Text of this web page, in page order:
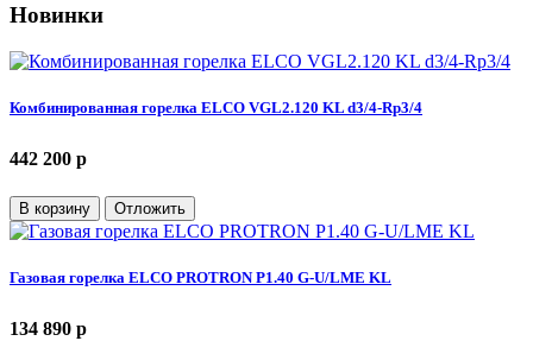
Новинки
Комбинированная горелка ELCO VGL2.120 KL d3/4-Rp3/4
442 200 p
В корзину Отложить
Газовая горелка ELCO PROTRON P1.40 G-U/LME KL
134 890 p